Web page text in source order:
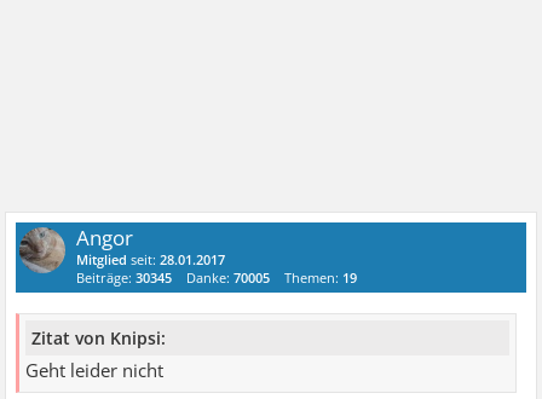
Angor
Mitglied seit:28.01.2017
Beiträge:30345 Danke:70005 Themen: 19
Zitat von Knipsi:
Geht leider nicht